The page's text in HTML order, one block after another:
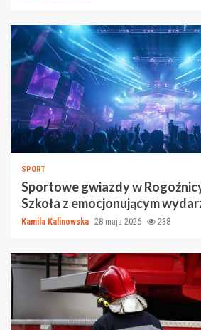
SPORT
Sportowe gwiazdy w
Szkoła z emocjonującym
Kamila Kalinowska 28 maja 2026 238